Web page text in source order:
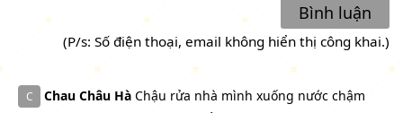
Bình luận
(P/s: Số điện thoại, email không hiển thị công khai.)
C Chau Châu Hà Chậu rửa nhà mình xuống nước chậm